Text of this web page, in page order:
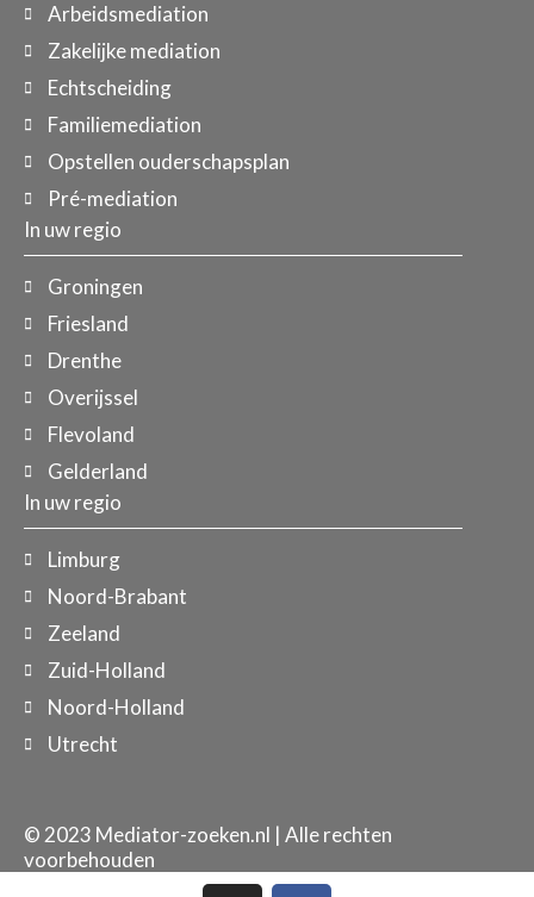
Arbeidsmediation
Zakelijke mediation
Echtscheiding
Familiemediation
Opstellen ouderschapsplan
Pré-mediation
In uw regio
Groningen
Friesland
Drenthe
Overijssel
Flevoland
Gelderland
In uw regio
Limburg
Noord-Brabant
Zeeland
Zuid-Holland
Noord-Holland
Utrecht
© 2023 Mediator-zoeken.nl | Alle rechten
voorbehouden